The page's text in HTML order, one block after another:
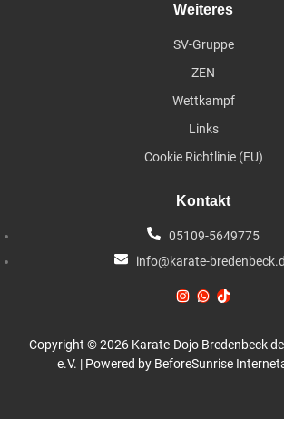
Weiteres
SV-Gruppe
ZEN
Wettkampf
Links
Cookie Richtlinie (EU)
Kontakt
05109-5649775
info@karate-
Copyright © 2026 Karate-Dojo Bredenbeck
e.V. | Powered by BeforeSunrise